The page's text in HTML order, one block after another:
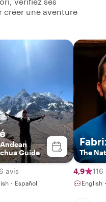
créer une aventure
Guide
6 avis
・Español
The
4,9 116
English